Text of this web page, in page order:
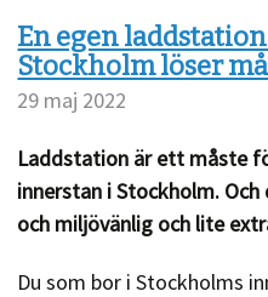
En egen
Stockholm löser
29 maj 2022
Laddstation är ett måste
innerstan i Stockholm.
och miljövänlig och lite
Du som bor i Stockholms